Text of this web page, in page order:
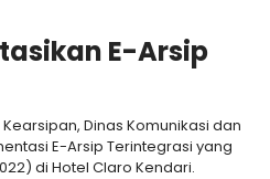
E-Arsip
Dinas Komunikasi dan
E-Arsip Terintegrasi yang
di Hotel Claro Kendari.